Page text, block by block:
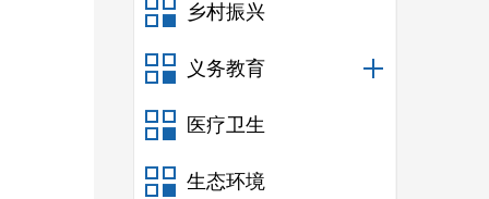
乡村振兴
义务教育
医疗卫生
生态环境